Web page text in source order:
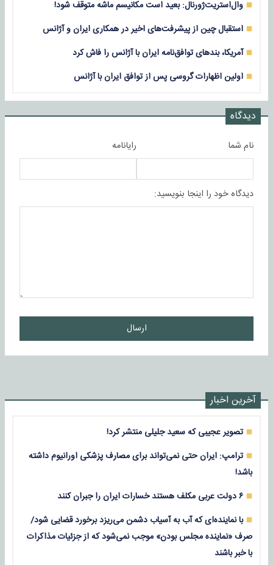
وال‌استریت‌ژورنال: بعید است مکانیسم ماشه متوقف شود!
استقبال چین از پیشرفت‌های اخیر در همکاری ایران و آژانس
آمریکا، بندهای توافق‌نامه ایران با آژانس را فاش کرد
اولین اظهارات گروسی پس از توافق ایران با آژانس
دیدگاه
نام شما رایانامه
دیدگاه خود را اینجا بنویسید:
ارسال
آخرین اخبار
تصویر عجیبی که سعید جلیلی منتشر کرد!
ترامپ: ایران حتی نمی‌تواند برای مصارف پزشکی اورانیوم داشته
باشد!
۶ دولت عربی مکلف هستند خسارات ایران را جبران کنند
با نماینده‌ای که آب به آسیاب دشمن می‌ریزد برخورد قضایی شود/
صرف «نماینده مجلس بودن» موجب نمی‌شود که از جزئیات مذاکرات
با خبر باشند